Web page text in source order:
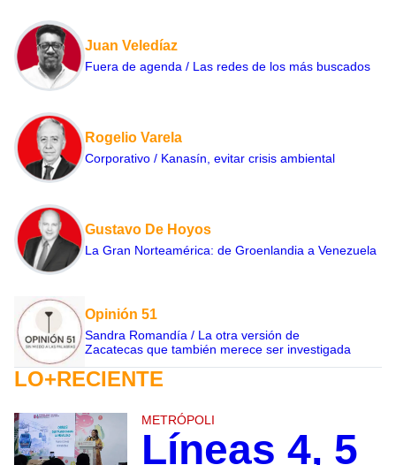
Juan Veledíaz
Fuera de agenda / Las redes de los más buscados
Rogelio Varela
Corporativo / Kanasín, evitar crisis ambiental
Gustavo De Hoyos
La Gran Norteamérica: de Groenlandia a Venezuela
Opinión 51
Sandra Romandía / La otra versión de
Zacatecas que también merece ser investigada
LO+RECIENTE
METRÓPOLI
Líneas 4, 5